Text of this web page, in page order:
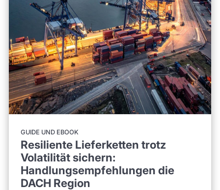
GUIDE UND EBOOK
Resiliente Lieferketten trotz
Volatilität sichern:
Handlungsempfehlungen die
DACH Region